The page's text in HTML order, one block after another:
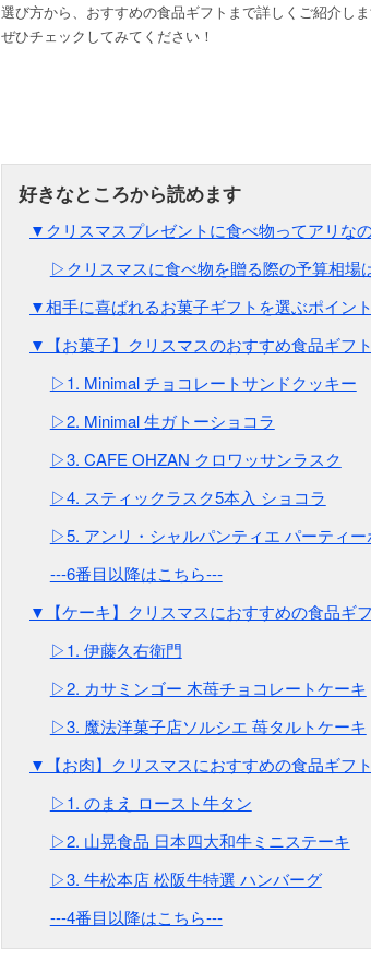
選び方から、おすすめの食品ギフトまで詳しくご紹介し
ぜひチェックしてみてください！
▼クリスマスプレゼントに食べ物ってアリな
▷クリスマスに食べ物を贈る際の予算相場
▼相手に喜ばれるお菓子ギフトを選ぶポイン
▼【お菓子】クリスマスのおすすめ食品ギフ
▷1. Minimal チョコレートサンドクッキー
▷2. Minimal 生ガトーショコラ
▷3. CAFE OHZAN クロワッサンラスク
▷4. スティックラスク5本入 ショコラ
▷5. アンリ・シャルパンティエ パーティー
---6番目以降はこちら---
▼【ケーキ】クリスマスにおすすめの食品ギ
▷1. 伊藤久右衛門
▷2. カサミンゴー 木苺チョコレートケーキ
▷3. 魔法洋菓子店ソルシエ 苺タルトケーキ
▼【お肉】クリスマスにおすすめの食品ギフ
▷1. のまえ ロースト牛タン
▷2. 山晃食品 日本四大和牛ミニステーキ
▷3. 牛松本店 松阪牛特選 ハンバーグ
---4番目以降はこちら---